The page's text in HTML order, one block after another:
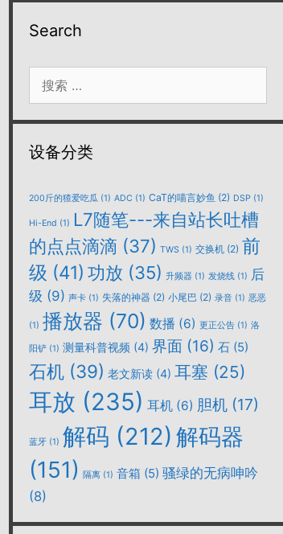
Search
索：
设备分类
200斤的猹爱吃瓜 (1) ADC (1) CaT的喵言妙鱼 (2) DSP (1)
Hi-End (1) L7随笔---来自站长吐槽
的点点滴滴 (37) TWS (1) 交换机 (2) 前
级 (41) 功放 (35) 升频器 (1) 发烧线 (1) 后
级 (9) 声卡 (1) 失落的神器 (2) 小尾巴 (2) 录音 (1) 恶恶
(1) 播放器 (70) 数播 (6) 更正公告 (1) 洛
阳铲 (1) 测量科普视频 (4) 界面 (16) 石 (5)
石机 (39) 老文新读 (4) 耳塞 (25)
耳放 (235) 耳机 (6) 胆机 (17)
蓝牙 (1) 解码 (212) 解码器
(151) 隔离 (1) 音箱 (5) 骚绿的无病呻吟
(8)